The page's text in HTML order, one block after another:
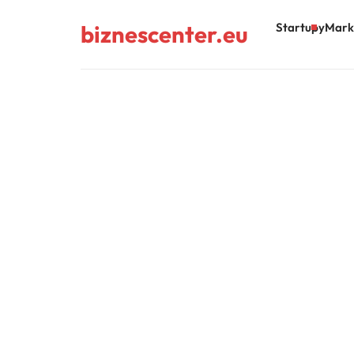
biznescenter.eu Startupy